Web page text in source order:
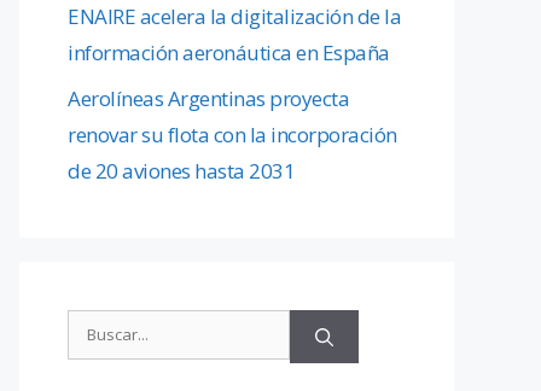
ENAIRE acelera la digitalización de la
información aeronáutica en España
Aerolíneas Argentinas proyecta
renovar su flota con la incorporación
de 20 aviones hasta 2031